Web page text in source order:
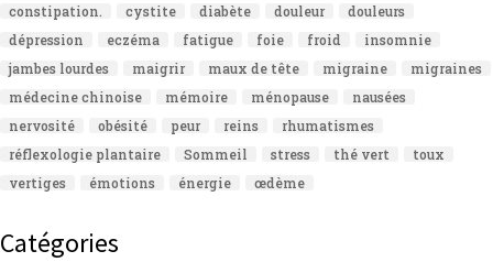
constipation.
cystite diabète douleur
douleurs
dépression
eczéma fatigue foie froid
insomnie
jambes lourdes
maigrir maux de tête migraine
migraines
médecine chinoise
mémoire ménopause
nausées
nervosité
obésité peur reins
rhumatismes
réflexologie plantaire
Sommeil stress thé vert
toux
vertiges
émotions énergie œdème
Catégories